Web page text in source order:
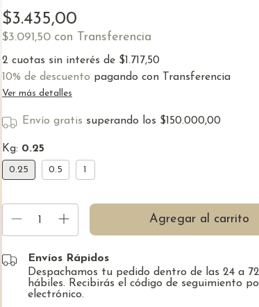
$3.435,00
$3.091,50 con Transferencia
2 cuotas sin interés de $1.717,50
10% de descuento pagando con Transferencia
Ver más detalles
Envío gratis superando los $150.000,00
Kg: 0.25
0.25 0.5 1
Envíos Rápidos
Despachamos tu pedido dentro de las 24 a
hábiles. Recibirás el código de seguimiento
electrónico.